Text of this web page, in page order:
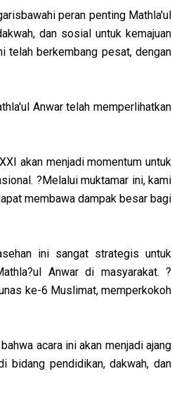
peran penting Mathla'ul
dan sosial untuk kemajuan
telah berkembang pesat, dengan
Anwar telah memperlihatkan
akan menjadi momentum untuk
?Melalui muktamar ini, kami
membawa dampak besar bagi
ini sangat strategis untuk
Anwar di masyarakat. ?
ke-6 Muslimat, memperkokoh
acara ini akan menjadi ajang
bidang pendidikan, dakwah, dan